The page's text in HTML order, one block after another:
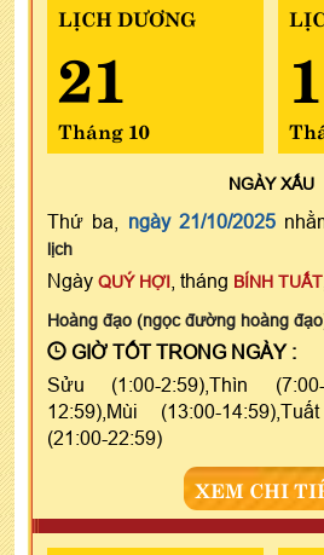
LỊCH DƯƠNG
21
Tháng 10
1
NGÀYXẤU
Thứ ba, ngày 21/10/2025
lịch
Ngày QUÝ HỢI , tháng BÍNH TUẤT
Hoàng đạo (ngọc đường hoàng
GIỜ TỐT TRONG NGÀY :
Sửu (1:00-2:59),Thìn
12:59),Mùi (13:00-
(21:00-22:59)
XEM CHI